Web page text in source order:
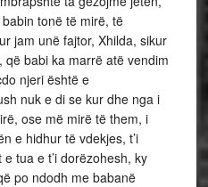
tonë të mirë, të
jam unë fajtor, Xhilda, sikur
babi ka marrë atë vendim
njeri është e
nuk e di se kur dhe nga i
ose më mirë të them, i
e hidhur të vdekjes, t’i
tua e t’i dorëzohesh, ky
po ndodh me babanë